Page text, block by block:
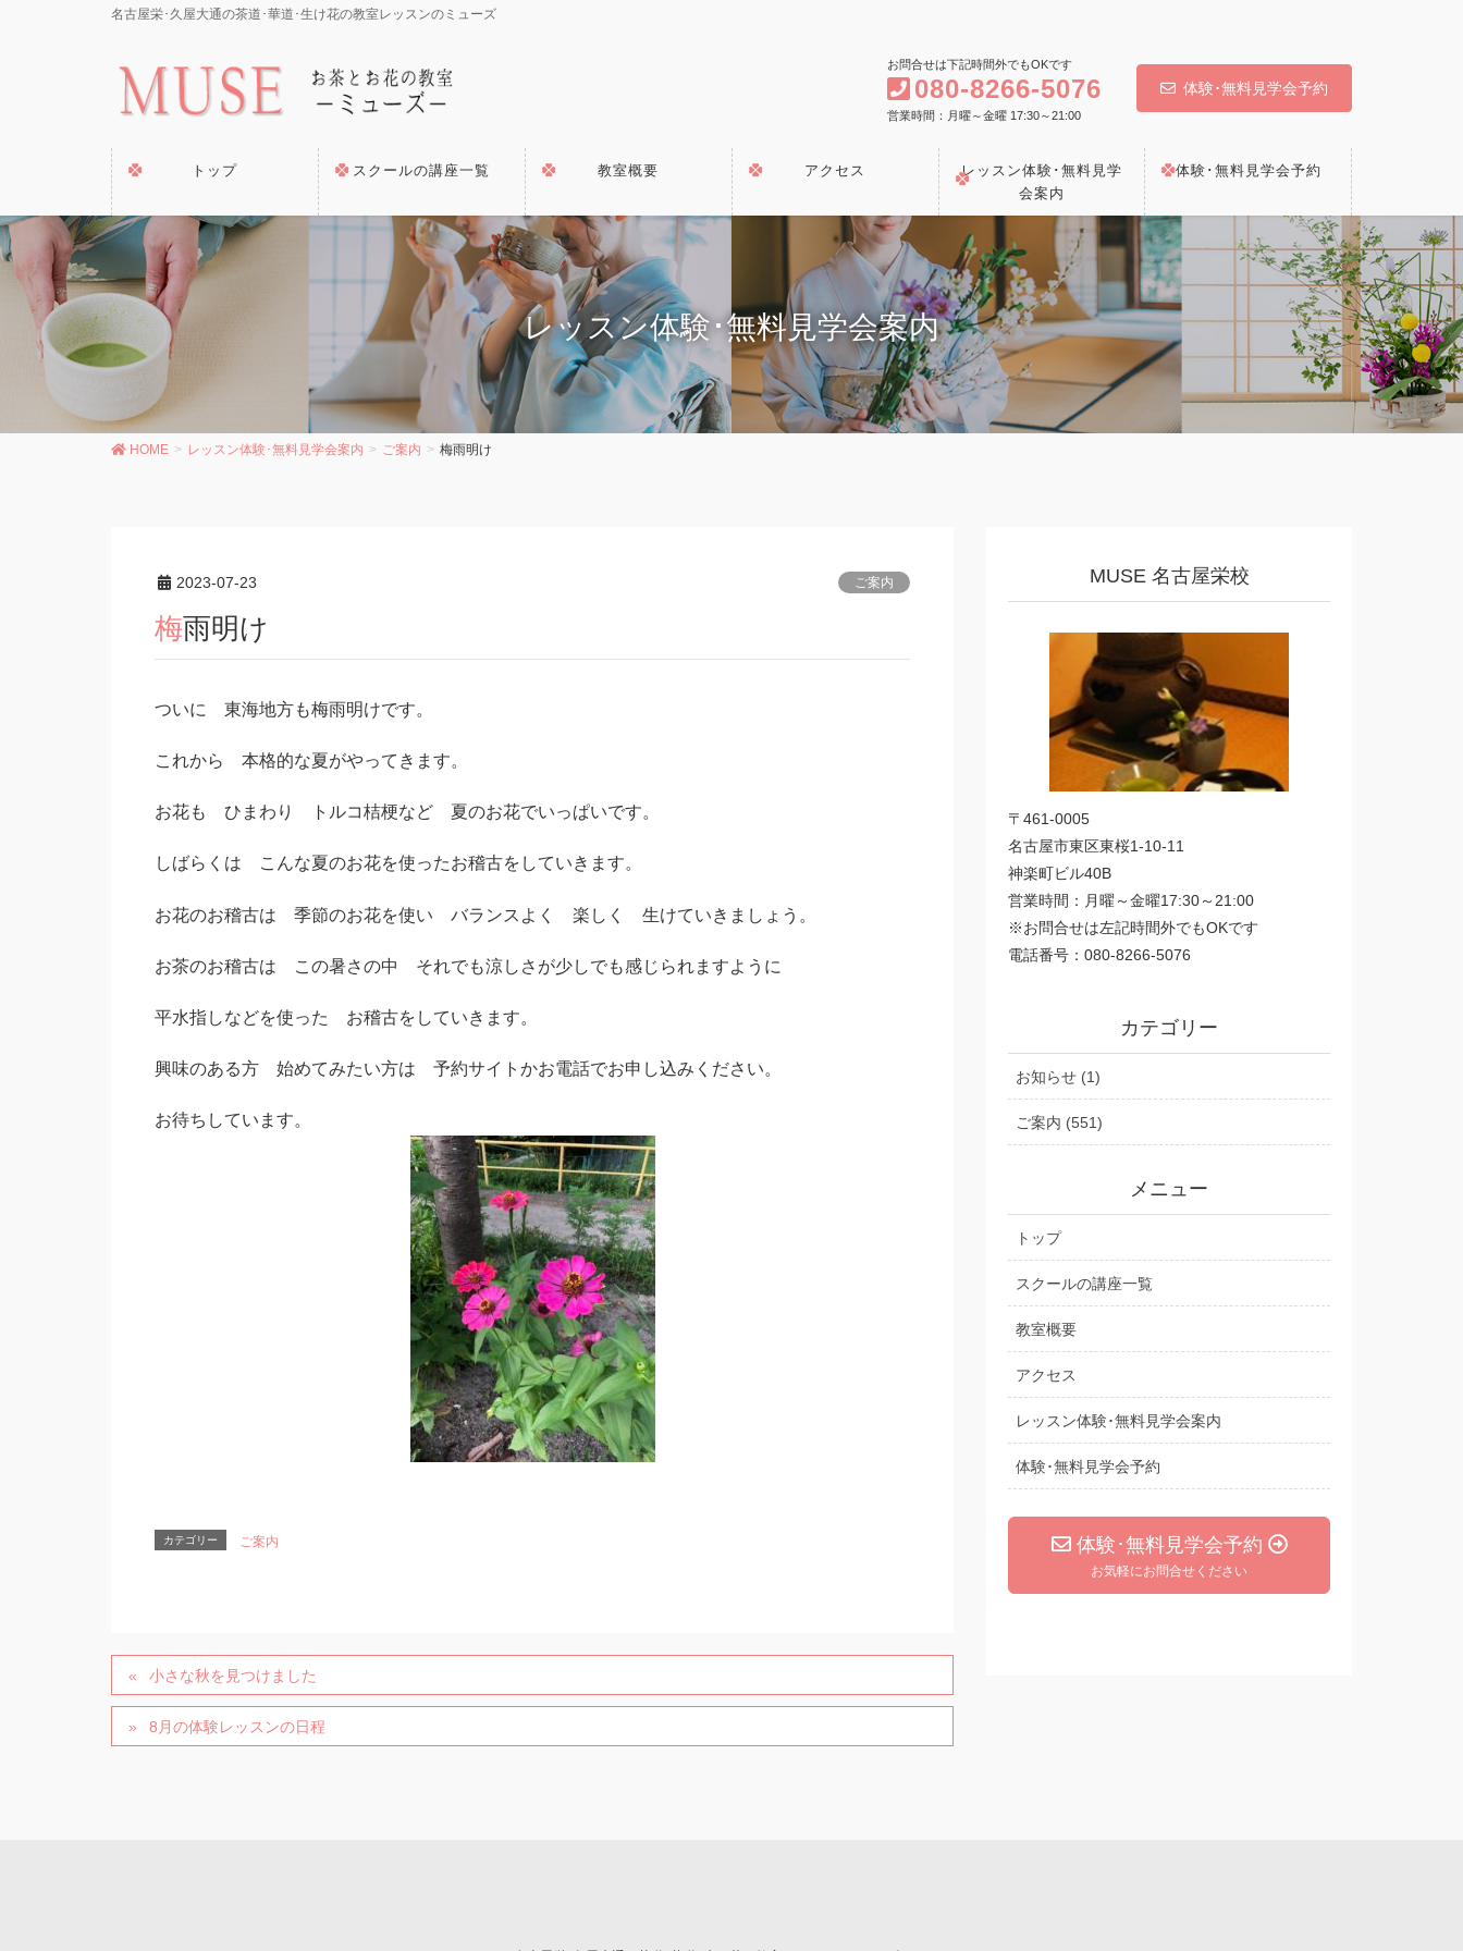
名古屋栄･久屋大通の茶道･華道･生け花の教室レッスンのミューズ
お問合せは下記時間外でもOKです
080-8266-5076
営業時間：月曜～金曜 17:30～21:00
体験･無料見学会予約
トップ スクールの講座一覧 教室概要 アクセス
レッスン体験･無料見学
会案内
体験･無料見学会予約
レッスン体験･無料見学会案内
HOME レッスン体験･無料見学会案内 ご案内 梅雨明け
2023-07-23 ご案内
梅雨明け
ついに 東海地方も梅雨明けです。
これから 本格的な夏がやってきます。
お花も ひまわり トルコ桔梗など 夏のお花でいっぱいです。
しばらくは こんな夏のお花を使ったお稽古をしていきます。
お花のお稽古は 季節のお花を使い バランスよく 楽しく 生けていきましょう。
お茶のお稽古は この暑さの中 それでも涼しさが少しでも感じられますように
平水指しなどを使った お稽古をしていきます。
興味のある方 始めてみたい方は 予約サイトかお電話でお申し込みください。
お待ちしています。
カテゴリー ご案内
小さな秋を見つけました
8月の体験レッスンの日程
MUSE 名古屋栄校
〒461-0005
名古屋市東区東桜1-10-11
神楽町ビル40B
営業時間：月曜～金曜17:30～21:00
※お問合せは左記時間外でもOKです
電話番号：080-8266-5076
カテゴリー
お知らせ (1)
ご案内 (551)
メニュー
トップ
スクールの講座一覧
教室概要
アクセス
レッスン体験･無料見学会案内
体験･無料見学会予約
体験･無料見学会予約
お気軽にお問合せください